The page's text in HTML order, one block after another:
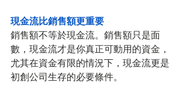
現金流比銷售額更重要
銷售額不等於現金流。銷售額只是面
數，現金流才是你真正可動用的資金，
尤其在資金有限的情況下，現金流更是
初創公司生存的必要條件。